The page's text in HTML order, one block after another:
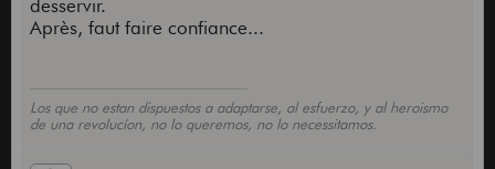
desservir.
Après, faut faire confiance...
Los que no estan dispuestos a adaptarse, al esfuerzo, y al heroismo
de una revolucíon, no lo queremos, no lo necessitamos.